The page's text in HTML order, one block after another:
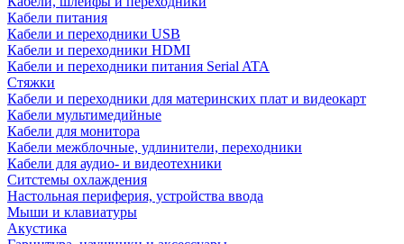
Кабели питания
Кабели и переходники USB
Кабели и переходники HDMI
Кабели и переходники питания Serial ATA
Стяжки
Кабели и переходники для материнских плат и видеокарт
Кабели мультимедийные
Кабели для монитора
Кабели межблочные, удлинители, переходники
Кабели для аудио- и видеотехники
Ситстемы охлаждения
Настольная периферия, устройства ввода
Мыши и клавиатуры
Акустика